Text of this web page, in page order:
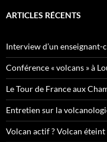
ARTICLES RÉCENTS
Interview d’un enseignant-
Conférence « volcans » à
Le Tour de France aux
Entretien sur la
Volcan actif ? Volcan éteint